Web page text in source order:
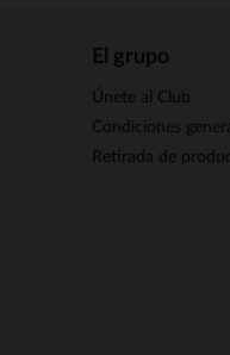
El grupo
Únete al Club
Condiciones
Retirada de